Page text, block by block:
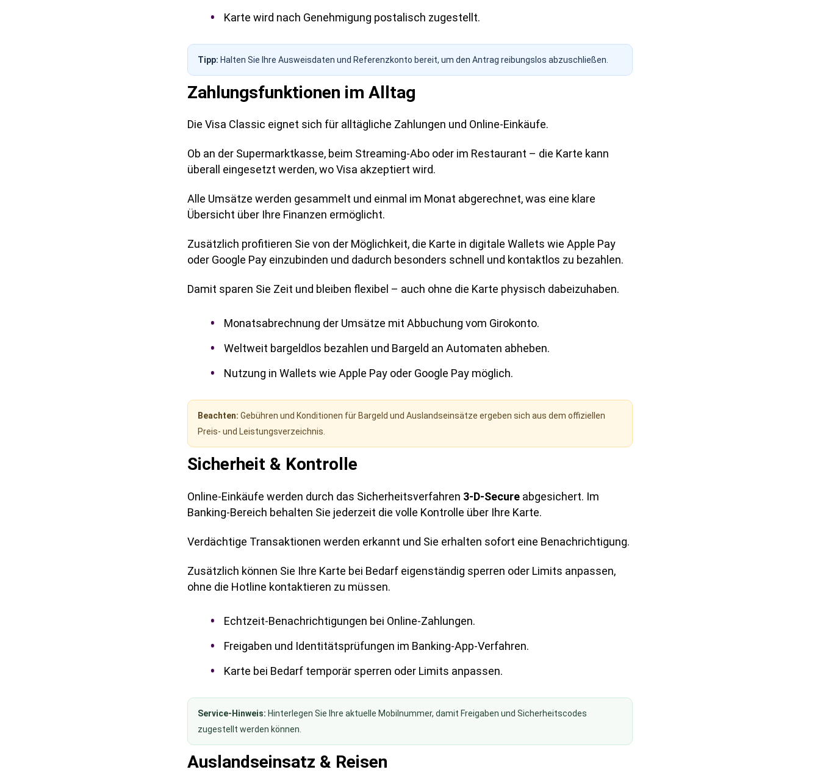
Karte wird nach Genehmigung postalisch zugestellt.
Tipp: Halten Sie Ihre Ausweisdaten und Referenzkonto bereit, um den Antrag reibungslos abzuschließen.
Zahlungsfunktionen im Alltag
Die Visa Classic eignet sich für alltägliche Zahlungen und Online-Einkäufe.
Ob an der Supermarktkasse, beim Streaming-Abo oder im Restaurant – die Karte kann
überall eingesetzt werden, wo Visa akzeptiert wird.
Alle Umsätze werden gesammelt und einmal im Monat abgerechnet, was eine klare
Übersicht über Ihre Finanzen ermöglicht.
Zusätzlich profitieren Sie von der Möglichkeit, die Karte in digitale Wallets wie Apple Pay
oder Google Pay einzubinden und dadurch besonders schnell und kontaktlos zu bezahlen.
Damit sparen Sie Zeit und bleiben flexibel – auch ohne die Karte physisch dabeizuhaben.
Monatsabrechnung der Umsätze mit Abbuchung vom Girokonto.
Weltweit bargeldlos bezahlen und Bargeld an Automaten abheben.
Nutzung in Wallets wie Apple Pay oder Google Pay möglich.
Beachten: Gebühren und Konditionen für Bargeld und Auslandseinsätze ergeben sich aus dem offiziellen
Preis- und Leistungsverzeichnis.
Sicherheit & Kontrolle
Online-Einkäufe werden durch das Sicherheitsverfahren 3-D-Secure abgesichert. Im
Banking-Bereich behalten Sie jederzeit die volle Kontrolle über Ihre Karte.
Verdächtige Transaktionen werden erkannt und Sie erhalten sofort eine Benachrichtigung.
Zusätzlich können Sie Ihre Karte bei Bedarf eigenständig sperren oder Limits anpassen,
ohne die Hotline kontaktieren zu müssen.
Echtzeit-Benachrichtigungen bei Online-Zahlungen.
Freigaben und Identitätsprüfungen im Banking-App-Verfahren.
Karte bei Bedarf temporär sperren oder Limits anpassen.
Service-Hinweis: Hinterlegen Sie Ihre aktuelle Mobilnummer, damit Freigaben und Sicherheitscodes
zugestellt werden können.
Auslandseinsatz & Reisen